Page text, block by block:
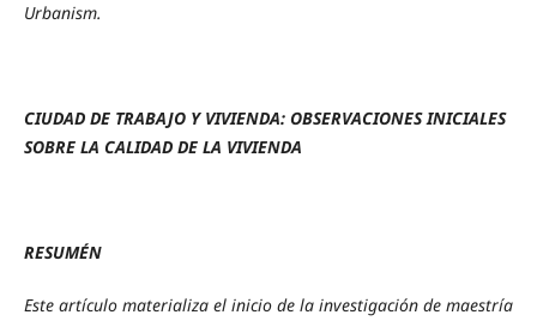
Urbanism.
CIUDAD DE TRABAJO Y VIVIENDA: OBSERVACIONES INICIALES
SOBRE LA CALIDAD DE LA VIVIENDA
RESUMÉN
Este artículo materializa el inicio de la investigación de maestría